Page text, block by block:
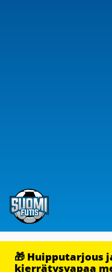
🎁 Huipputarjous
kierrätysvapaa